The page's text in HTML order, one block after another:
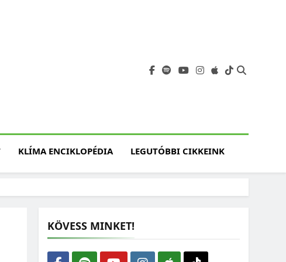
Jövő
KLÍMA ENCIKLOPÉDIA LEGUTÓBBI CIKKEINK
KÖVESS MINKET!